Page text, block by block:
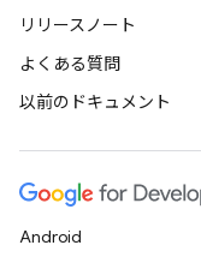
リリースノート
よくある質問
以前のドキュメント
Android